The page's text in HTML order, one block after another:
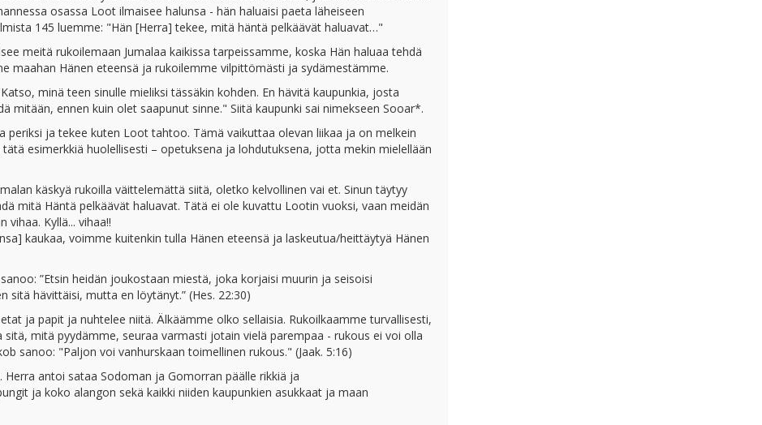
osassa Loot ilmaisee halunsa - hän haluaisi paeta läheiseen
145 luemme: "Hän [Herra] tekee, mitä häntä pelkäävät haluavat…"
meitä rukoilemaan Jumalaa kaikissa tarpeissamme, koska Hän haluaa tehdä
maahan Hänen eteensä ja rukoilemme vilpittömästi ja sydämestämme.
minä teen sinulle mieliksi tässäkin kohden. En hävitä kaupunkia, josta
mitään, ennen kuin olet saapunut sinne." Siitä kaupunki sai nimekseen Sooar*.
periksi ja tekee kuten Loot tahtoo. Tämä vaikuttaa olevan liikaa ja on melkein
esimerkkiä huolellisesti – opetuksena ja lohdutuksena, jotta mekin mielellään
käskyä rukoilla väittelemättä siitä, oletko kelvollinen vai et. Sinun täytyy
mitä Häntä pelkäävät haluavat. Tätä ei ole kuvattu Lootin vuoksi, vaan meidän
Kyllä... vihaa!!
kaukaa, voimme kuitenkin tulla Hänen eteensä ja laskeutua/heittäytyä Hänen
”Etsin heidän joukostaan miestä, joka korjaisi muurin ja seisoisi
sitä hävittäisi, mutta en löytänyt.” (Hes. 22:30)
ja papit ja nuhtelee niitä. Älkäämme olko sellaisia. Rukoilkaamme turvallisesti,
mitä pyydämme, seuraa varmasti jotain vielä parempaa - rukous ei voi olla
sanoo: "Paljon voi vanhurskaan toimellinen rukous." (Jaak. 5:16)
antoi sataa Sodoman ja Gomorran päälle rikkiä ja
ja koko alangon sekä kaikki niiden kaupunkien asukkaat ja maan